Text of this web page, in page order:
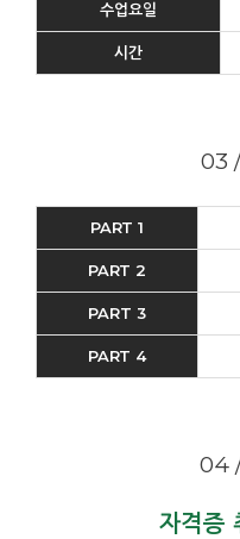
수업요일
시간
03
PART 1
PART 2
PART 3
PART 4
04
자격증